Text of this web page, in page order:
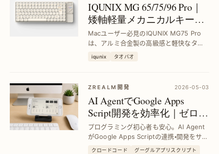
IQUNIX MG 65/75/96 Pro｜
矮軸軽量メカニカルキーボ
ード三モデル比較｜アルミ
合金ボディでMac対応
Macユーザー必見のIQUNIX MG75 Pro
は、アルミ合金製の高級感と軽快なタイ
ピング感を両立。三つのモデルを比較
し、最適な矮軸キーボード選びをサポー
iqunix タオバオ
ZREALM開発 2026-05-03
AI AgentでGoogle Apps
Script開発を効率化｜ゼロか
ら始めずに自動化を実現
プログラミング初心者も安心。AI Agent
がGoogle Apps Scriptの連携・開発をサポ
ートし、手間を大幅削減。Claude
クロードコード グーグルアプリスクリプト